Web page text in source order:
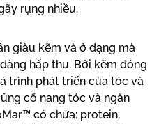
rụng nhiều.
giàu kẽm và ở dạng mà
hấp thu. Bởi kẽm đóng
trình phát triển của tóc và
cố nang tóc và ngăn
có chứa: protein,